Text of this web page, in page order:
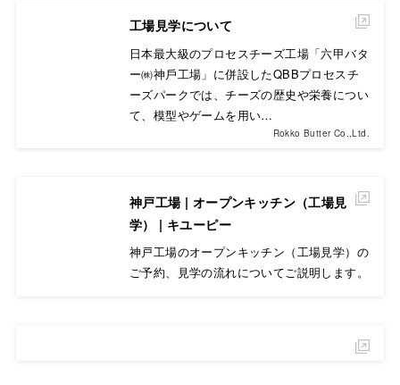
工場見学について
⽇本最⼤級のプロセスチーズ⼯場「六甲バタ
ー㈱神⼾⼯場」に併設したQBBプロセスチ
ーズパークでは、チーズの歴史や栄養につい
て、模型やゲームを⽤い…
Rokko Butter Co.,Ltd.
神戸工場 | オープンキッチン（工場見
学） | キユーピー
神戸工場のオープンキッチン（工場見学）の
ご予約、見学の流れについてご説明します。